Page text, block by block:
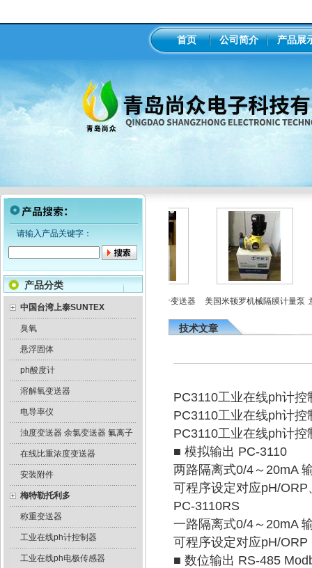
首页 公司简介 产品展
请输入产品关键字：
产品分类
中国台湾上泰SUNTEX
臭氧
悬浮固体
ph酸度计
溶解氧变送器
电导率仪
浊度变送器 余氯变送器 氟离子
在线比重浓度变送器
安装附件
梅特勒托利多
称重变送器
工业在线ph计控制器
工业在线ph电极传感器
顿罗电磁隔膜泵加药
泵
工业在线ph/orp计变送器 美国米顿罗机械隔膜计量泵 意
技术文章
PC3110工业在线ph计
PC3110工业在线ph计
PC3110工业在线ph计
■ 模拟输出 PC-3110
两路隔离式0/4～20mA
可程序设定对应pH/ORP
PC-3110RS
一路隔离式0/4～20mA
可程序设定对应pH/ORP
■ 数位输出 RS-485